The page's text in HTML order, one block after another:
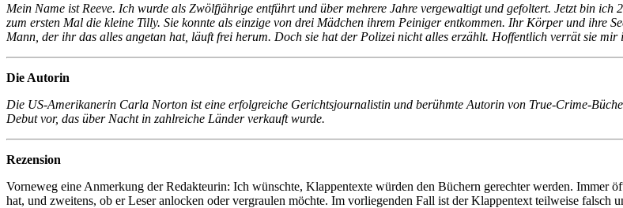
Mein Name ist Reeve. Ich wurde als Zwölfjährige entführt und über mehrere Jahre vergewaltigt und gefoltert. Jetzt bin
zum ersten Mal die kleine Tilly. Sie konnte als einzige von drei Mädchen ihrem Peiniger entkommen. Ihr Körper und ihre
Mann, der ihr das alles angetan hat, läuft frei herum. Doch sie hat der Polizei nicht alles erzählt. Hoffentlich verrät sie mir
Die Autorin
Die US-Amerikanerin Carla Norton ist eine erfolgreiche Gerichtsjournalistin und berühmte Autorin von True-Crime-
Debut vor, das über Nacht in zahlreiche Länder verkauft wurde.
Rezension
Vorneweg eine Anmerkung der Redakteurin: Ich wünschte, Klappentexte würden den Büchern gerechter werden. Immer
hat, und zweitens, ob er Leser anlocken oder vergraulen möchte. Im vorliegenden Fall ist der Klappentext teilweise falsch